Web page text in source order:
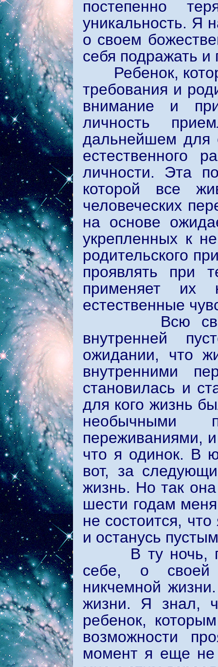
постепенно
уникальность. Я
о своем
себя подражать и
Ребенок,
требования и
внимание и
личность
дальнейшем для
естественного
личности. Эта
которой все
человеческих
на основе
укрепленных к
родительского
проявлять при
применяет
естественные
Всю свою
внутренней
ожидании, что
внутренними
становилась и
для кого жизнь
необычными
переживаниями,
что я одинок. В
вот, за
жизнь. Но так
шести годам
не состоится,
и останусь
В ту ночь,
себе, о своей
никчемной
жизни. Я знал,
ребенок,
возможности
момент я еще не